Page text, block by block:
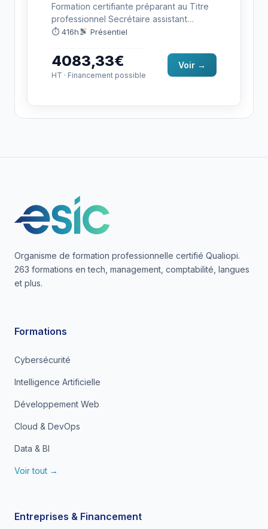
Formation certifiante préparant au Titre
professionnel Secrétaire assistant
médico-administratif, niveau 4,
RNCP40800.…
⏱ 416h Présentiel
4083,33€
HT · Financement possible
Voir →
Organisme de formation professionnelle certifié Qualiopi.
263 formations en tech, management, comptabilité, langues
et plus.
Formations
Cybersécurité
Intelligence Artificielle
Développement Web
Cloud & DevOps
Data & BI
Voir tout →
Entreprises & Financement